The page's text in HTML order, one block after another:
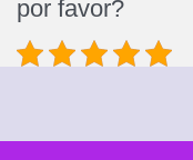
por favor?